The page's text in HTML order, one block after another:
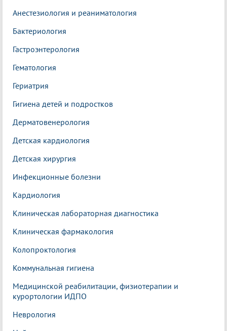
Анестезиология и реаниматология
Бактериология
Гастроэнтерология
Гематология
Гериатрия
Гигиена детей и подростков
Дерматовенерология
Детская кардиология
Детская хирургия
Инфекционные болезни
Кардиология
Клиническая лабораторная диагностика
Клиническая фармакология
Колопроктология
Коммунальная гигиена
Медицинской реабилитации, физиотерапии и
курортологии ИДПО
Неврология